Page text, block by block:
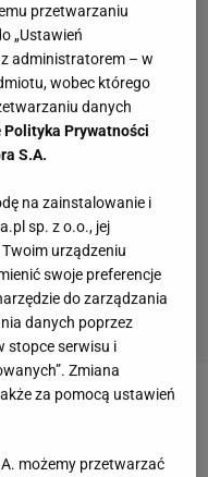
przetwarzaniu
„Ustawień
administratorem – w
wobec którego
danych
Polityka Prywatności
S.A.
na zainstalowanie i
sp. z o.o., jej
urządzeniu
swoje preferencje
do zarządzania
danych poprzez
stopce serwisu i
Zmiana
za pomocą ustawień
możemy przetwarzać